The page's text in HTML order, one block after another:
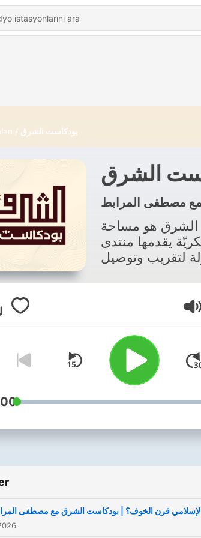
بودكاست الشرق
الشرق
الشرق هو مساحة
يقدمها منتدى
لتقريب وتوصيل
يقدمه الصحفي
الإسلامي قرن الخوف؟ | بودكاست الشرق مع مصطفى